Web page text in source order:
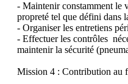
- Maintenir constamment le
propreté tel que défini dans
- Organiser les entretiens
- Effectuer les contrôles
maintenir la sécurité
Mission 4 : Contribution au